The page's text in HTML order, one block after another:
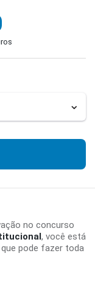
no concurso
, você está
pode fazer toda